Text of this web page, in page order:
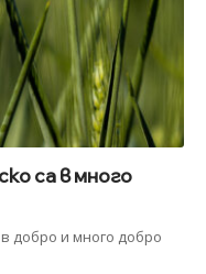
са в много
добро и много добро